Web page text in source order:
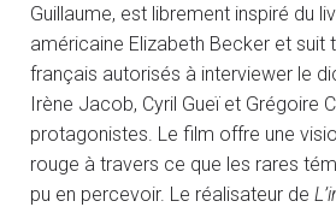
Guillaume, est librement inspiré du
américaine Elizabeth Becker et suit
français autorisés à interviewer le
Irène Jacob, Cyril Gueï et Grégoire
protagonistes. Le film offre une
rouge à travers ce que les rares
pu en percevoir. Le réalisateur de